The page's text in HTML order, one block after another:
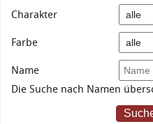
Charakter
Farbe
Name
Die Suche nach Namen